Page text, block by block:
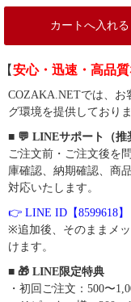
カートへ入れる
【安心・迅速・高品
COZAKA.NETでは、お
グ環境を提供しておりま
■ 💬 LINEサポート（推
ご注文前・ご注文後を
庫確認、納期確認、商
対応いたします。
👉 LINE ID【8599618】
※追加後、そのままメ
けます。
■ 🎁 LINE限定特典
・初回ご注文：500〜